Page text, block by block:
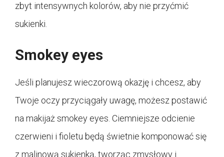
zbyt intensywnych kolorów, aby nie przyćmić
sukienki.
Smokey eyes
Jeśli planujesz wieczorową okazję i chcesz, aby
Twoje oczy przyciągały uwagę, możesz postawić
na makijaż smokey eyes. Ciemniejsze odcienie
czerwieni i fioletu będą świetnie komponować się
z malinową sukienką, tworząc zmysłowy i